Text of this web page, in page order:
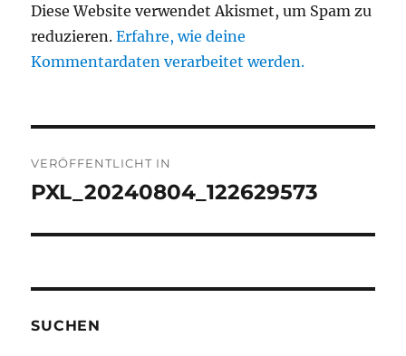
Diese Website verwendet Akismet, um Spam zu
reduzieren.Erfahre, wie deine
Kommentardaten verarbeitet werden.
VERÖFFENTLICHT IN
PXL_20240804_122629573
SUCHEN